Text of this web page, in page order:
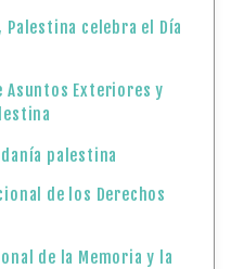
Palestina celebra el Día
Asuntos Exteriores y
palestina
de los Derechos
de la Memoria y la